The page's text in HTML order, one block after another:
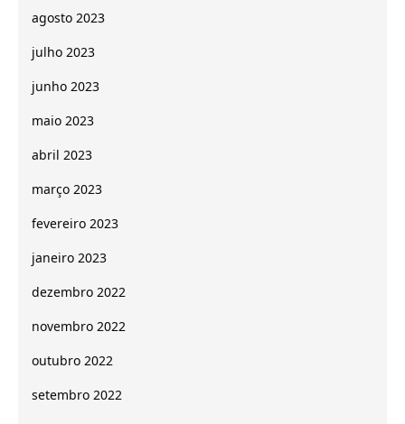
agosto 2023
julho 2023
junho 2023
maio 2023
abril 2023
março 2023
fevereiro 2023
janeiro 2023
dezembro 2022
novembro 2022
outubro 2022
setembro 2022